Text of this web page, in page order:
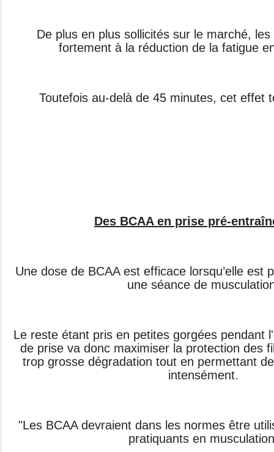
De plus en plus sollicités sur le marché,
fortement à la réduction de la fatigue
Toutefois au-delà de 45 minutes, cet effet
Des BCAA en prise pré-
Une dose de BCAA est efficace lorsqu’elle est
une séance de
Le reste étant pris en petites gorgées pendant
de prise va donc maximiser la protection des
trop grosse dégradation tout en permettant
intensément.
"Les BCAA devraient dans les normes être
pratiquants en